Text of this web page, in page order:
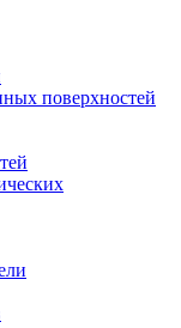
поверхностей